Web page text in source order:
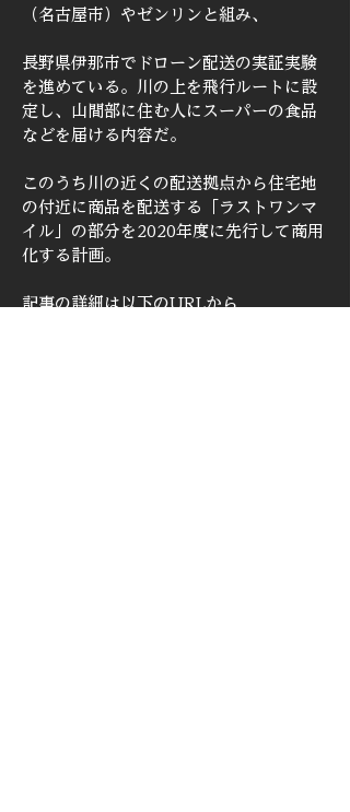
（名古屋市）やゼンリンと組み、
長野県伊那市でドローン配送の実証実験
を進めている。川の上を飛行ルートに設
定し、山間部に住む人にスーパーの食品
などを届ける内容だ。
このうち川の近くの配送拠点から住宅地
の付近に商品を配送する「ラストワンマ
イル」の部分を2020年度に先行して商用
化する計画。
記事の詳細は以下のURLから